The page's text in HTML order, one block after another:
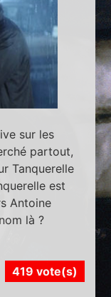
sur les
partout,
Tanquerelle
est
Antoine
là ?
419 vote(s)